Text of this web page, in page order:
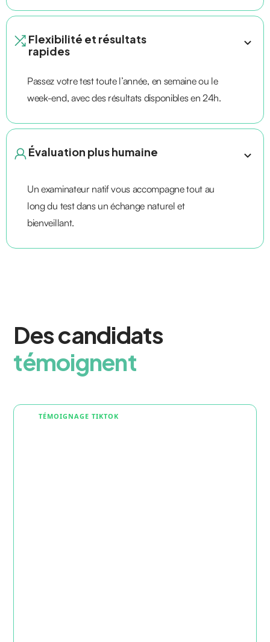
Flexibilité et résultats
rapides
Passez votre test toute l’année, en semaine ou le
week-end, avec des résultats disponibles en 24h.
Évaluation plus humaine
Un examinateur natif vous accompagne tout au
long du test dans un échange naturel et
bienveillant.
Des candidats
témoignent
TÉMOIGNAGE TIKTOK